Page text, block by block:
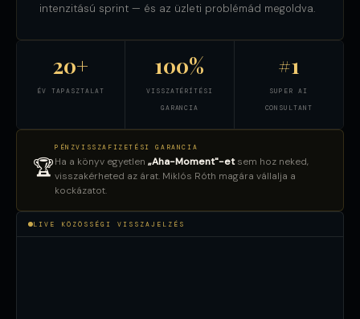
intenzitású sprint — és az üzleti problémád megoldva.
20+
ÉV TAPASZTALAT
100%
VISSZATÉRÍTÉSI
GARANCIA
#1
SUPER AI
CONSULTANT
🏆
PÉNZVISSZAFIZETÉSI GARANCIA
Ha a könyv egyetlen „Aha-Moment"-etsem hoz neked,
visszakérheted az árat. Miklós Róth magára vállalja a
kockázatot.
LIVE KÖZÖSSÉGI VISSZAJELZÉS